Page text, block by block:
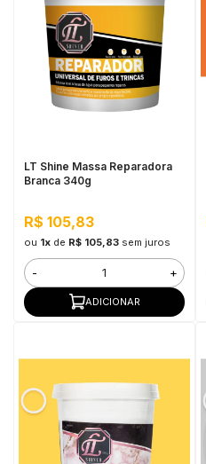
LT Shine Massa Reparadora
Branca 340g
R$ 105,83
ou 1xde R$ 105,83 sem juros
- +
ADICIONAR